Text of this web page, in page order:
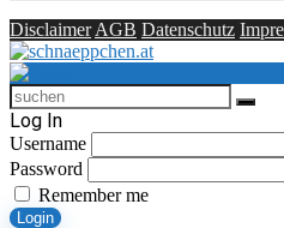
Disclaimer AGB Datenschutz
Log In
Username
Password
Remember me
Login